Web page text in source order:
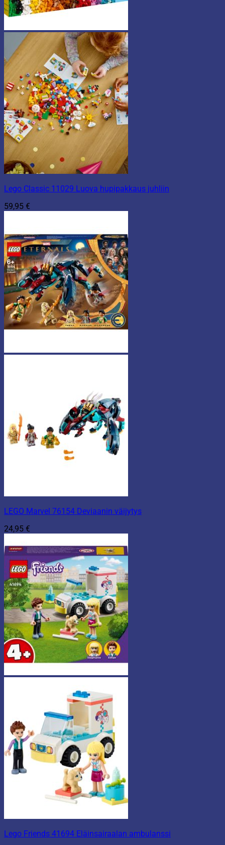
Lego Classic 11029 Luova hupipakkaus juhliin
59,95 €
LEGO Marvel 76154 Deviaanin väijytys
24,95 €
Lego Friends 41694 Eläinsairaalan ambulanssi